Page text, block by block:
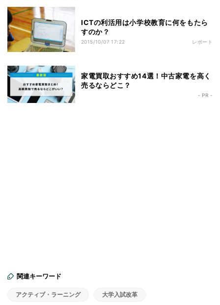
ICTの利活用は小学校教育に何をもたら
すのか？
2015/10/07 17:22 レポート
家電買取おすすめ14選！中古家電を高く
売るならどこ？
- PR -
関連キーワード
アクティブ・ラーニング 大学入試改革